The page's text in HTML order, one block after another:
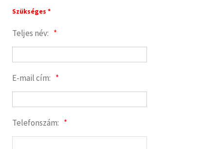
Szükséges *
Teljes név:
E-mail cím:
Telefonszám: